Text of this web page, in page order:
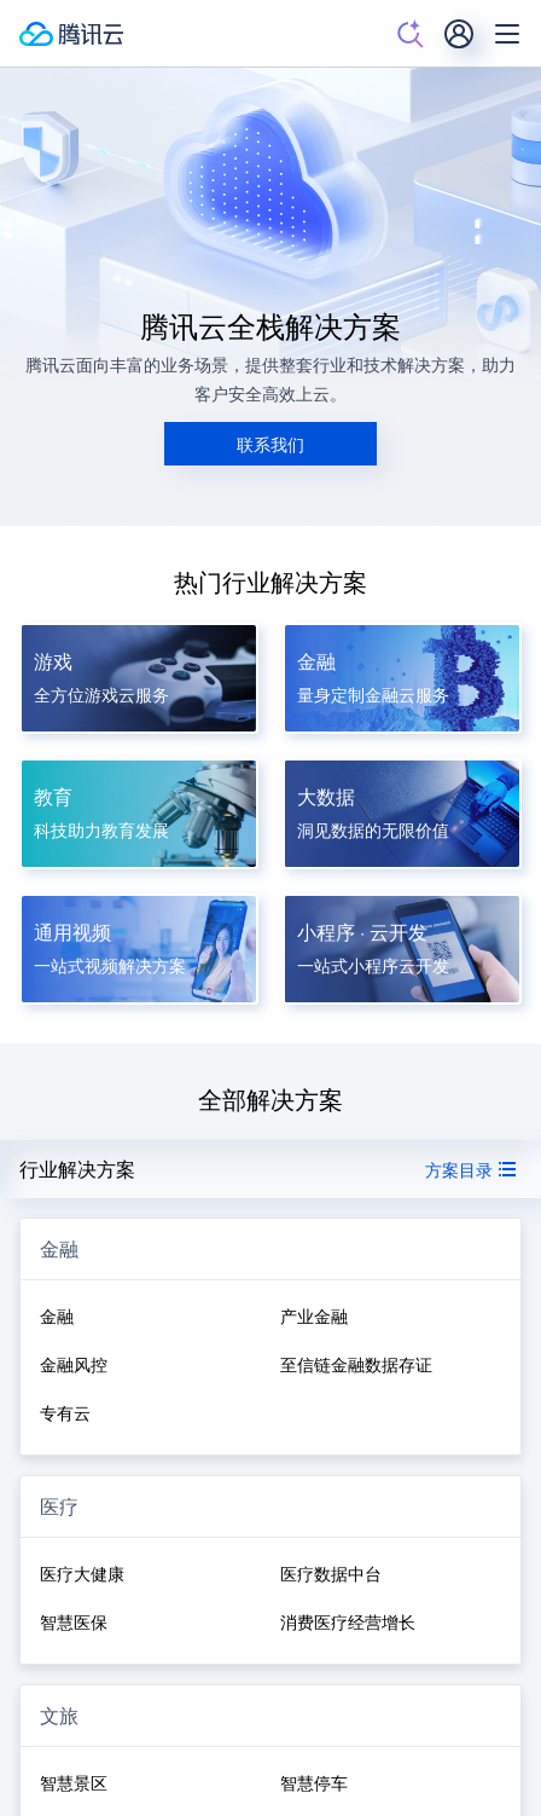
腾讯云全栈解决方案
腾讯云面向丰富的业务场景，提供整套行业和技术解决方案，助力
客户安全高效上云。
联系我们
热门行业解决方案
游戏
全方位游戏云服务
金融
量身定制金融云服务
教育
科技助力教育发展
大数据
洞见数据的无限价值
通用视频
一站式视频解决方案
小程序 · 云开发
一站式小程序云开发
全部解决方案
行业解决方案
金融
金融
产业金融
金融风控
至信链金融数据存证
专有云
医疗
医疗大健康
医疗数据中台
智慧医保
消费医疗经营增长
文旅
智慧景区
智慧停车
方案目录